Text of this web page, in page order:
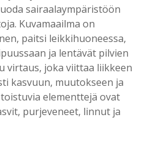
sairaalaympäristöön
Kuvamaailma on
paitsi leikkihuoneessa,
ja lentävät pilvien
virtaus, joka viittaa liikkeen
kasvuun, muutokseen ja
elementtejä ovat
purjeveneet, linnut ja